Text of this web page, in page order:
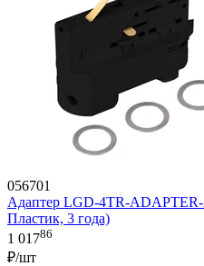
056701
Адаптер LGD-4TR-
Пластик, 3 года)
1 01786
₽/шт